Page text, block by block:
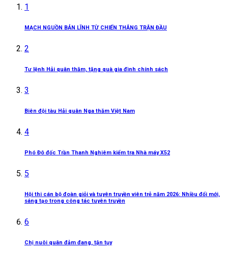
1
MẠCH NGUỒN BẢN LĨNH TỪ CHIẾN THẮNG TRẬN ĐẦU
2
Tư lệnh Hải quân thăm, tặng quà gia đình chính sách
3
Biên đội tàu Hải quân Nga thăm Việt Nam
4
Phó Đô đốc Trần Thanh Nghiêm kiểm tra Nhà máy X52
5
Hội thi cán bộ đoàn giỏi và tuyên truyền viên trẻ năm 2026: Nhiều đổi mới,
sáng tạo trong công tác tuyên truyền
6
Chị nuôi quân đảm đang, tận tụy